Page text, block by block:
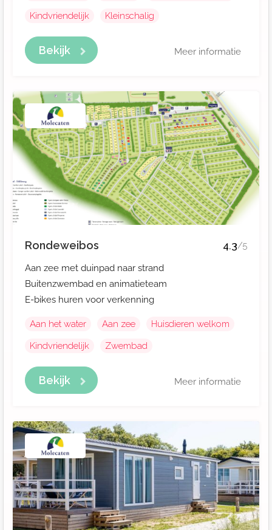
Kindvriendelijk
Kleinschalig
Bekijk Meer informatie
Rondeweibos 4.3/5
Aan zee met duinpad naar strand
Buitenzwembad en animatieteam
E-bikes huren voor verkenning
Aan het water Aan zee
Huisdieren welkom
Kindvriendelijk
Zwembad
Bekijk Meer informatie